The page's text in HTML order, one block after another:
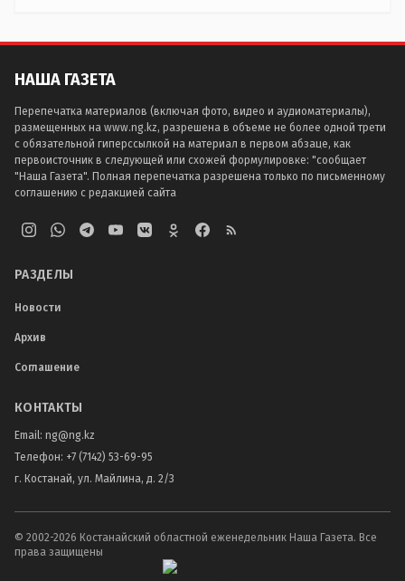
НАША ГАЗЕТА
Перепечатка материалов (включая фото, видео и аудиоматериалы),
размещенных на www.ng.kz, разрешена в объеме не более одной трети
с обязательной гиперссылкой на материал в первом абзаце, как
первоисточник в следующей или схожей формулировке: "сообщает
"Наша Газета". Полная перепечатка разрешена только по письменному
соглашению с редакцией сайта
РАЗДЕЛЫ
Новости
Архив
Соглашение
КОНТАКТЫ
Email: ng@ng.kz
Телефон: +7 (7142) 53-69-95
г. Костанай, ул. Майлина, д. 2/3
© 2002-2026 Костанайский областной еженедельник Наша Газета. Все
права защищены